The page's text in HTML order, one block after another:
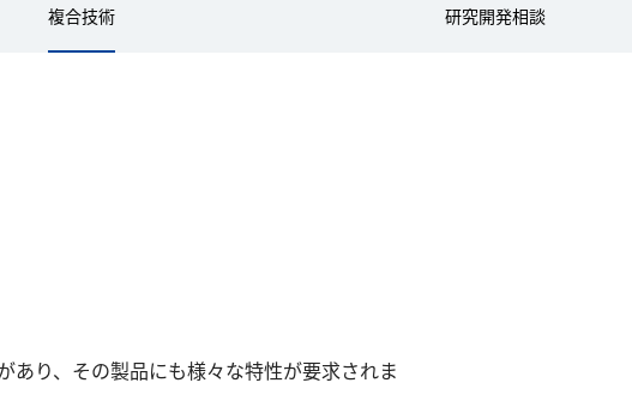
複合技術 研究開発相談
あり、その製品にも様々な特性が要求されま